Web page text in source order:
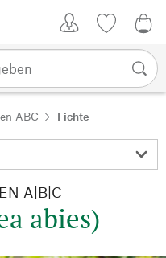
ABC Fichte
A|B|C
abies)